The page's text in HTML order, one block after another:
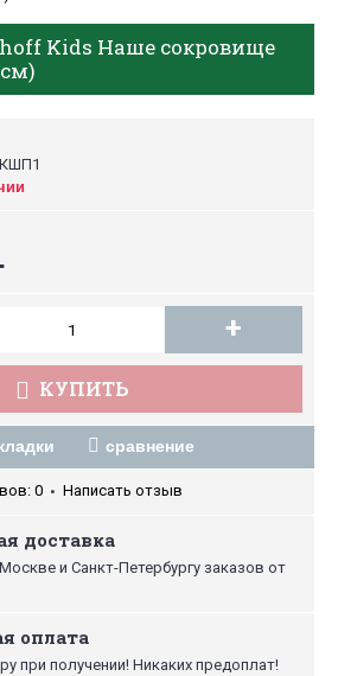
Kids Наше сокровище
КШП1
+
КУПИТЬ
сравнение
0 • Написать отзыв
доставка
и Санкт-Петербургу заказов от
оплата
при получении! Никаких предоплат!